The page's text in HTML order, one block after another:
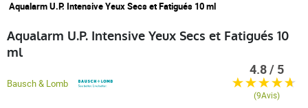
Aqualarm U.P. Intensive Yeux Secs et Fatigués 10 ml
Aqualarm U.P. Intensive Yeux Secs et Fatigués 10
ml
Bausch & Lomb
4.8 / 5
(9Avis)